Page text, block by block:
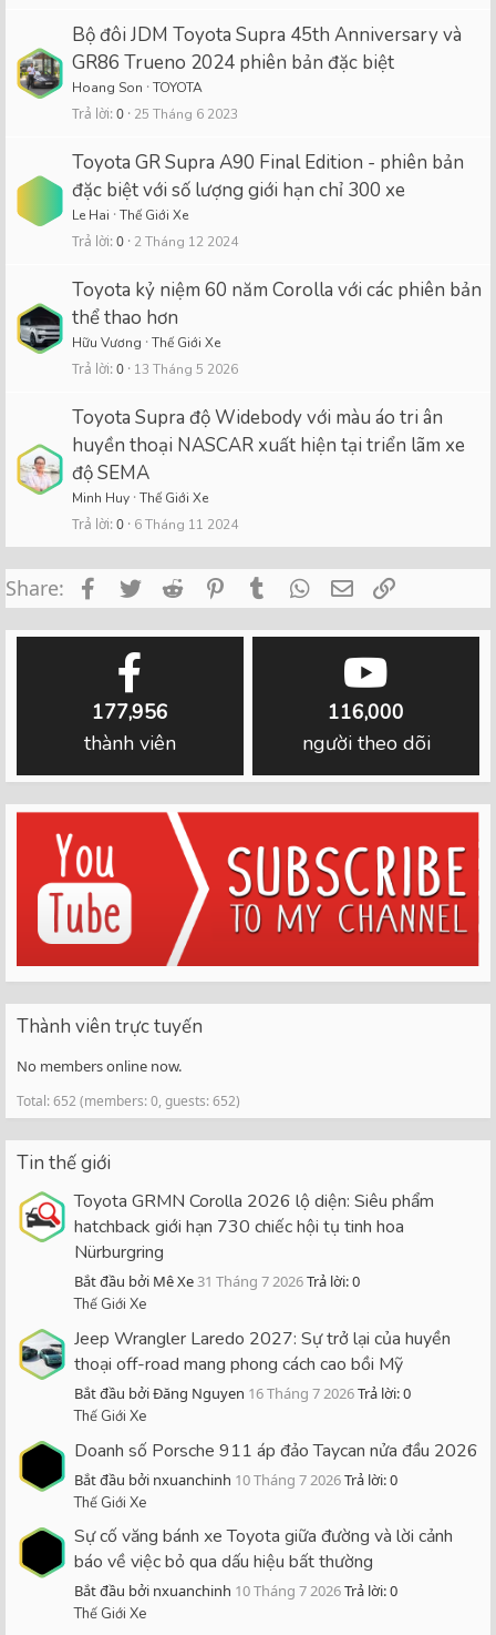
Bộ đôi JDM Toyota Supra 45th Anniversary và
GR86 Trueno 2024 phiên bản đặc biệt
Hoang Son TOYOTA
Trả lời 0 25 Tháng 6 2023
Toyota GR Supra A90 Final Edition - phiên bản
đặc biệt với số lượng giới hạn chỉ 300 xe
Le Hai Thế Giới Xe
Trả lời 0 2 Tháng 12 2024
Toyota kỷ niệm 60 năm Corolla với các phiên bản
thể thao hơn
Hữu Vương Thế Giới Xe
Trả lời 0 13 Tháng 5 2026
Toyota Supra độ Widebody với màu áo tri ân
huyền thoại NASCAR xuất hiện tại triển lãm xe
độ SEMA
Minh Huy Thế Giới Xe
Trả lời 0 6 Tháng 11 2024
Share: FacebookTwitterReddit PinterestTumblrWhatsApp
Email
177,956
thành viên
116,000
người theo dõi
Thành viên trực tuyến
No members online now.
Total: 652 (members: 0, guests: 652)
Tin thế giới
Toyota GRMN Corolla 2026 lộ diện: Siêu phẩm
hatchback giới hạn 730 chiếc hội tụ tinh hoa
Nürburgring
Bắt đầu bởi Mê Xe31 Tháng 7 2026Trả lời: 0
Thế Giới Xe
Jeep Wrangler Laredo 2027: Sự trở lại của huyền
thoại off-road mang phong cách cao bồi Mỹ
Bắt đầu bởi Đăng Nguyen 16 Tháng 7 2026Trả lời: 0
Thế Giới Xe
Doanh số Porsche 911 áp đảo Taycan nửa đầu 2026
Bắt đầu bởi nxuanchinh 10 Tháng 7 2026Trả lời: 0
Thế Giới Xe
Sự cố văng bánh xe Toyota giữa đường và lời cảnh
báo về việc bỏ qua dấu hiệu bất thường
Bắt đầu bởi nxuanchinh 10 Tháng 7 2026Trả lời: 0
Thế Giới Xe